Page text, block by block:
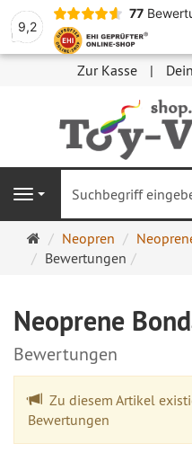
9,2
77
Zur Kasse
Navigation
Startseite
Neopren
Bewertungen
Neoprene
Bewertungen
Zu diesem Artikel
Bewertungen